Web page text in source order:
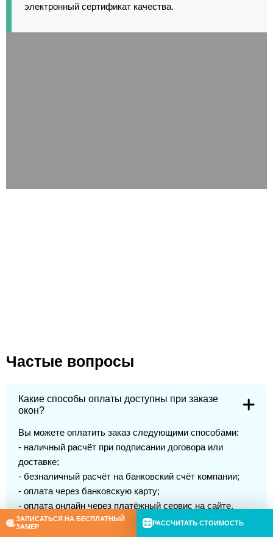
электронный сертификат качества.
Частые вопросы
Какие способы оплаты доступны при заказе
окон?
Вы можете оплатить заказ следующими способами:
- наличный расчёт при подписании договора или
доставке;
- безналичный расчёт на банковский счёт компании;
- оплата через банковскую карту;
- оплата онлайн через платёжный сервис на сайте.
ЗАПИСАТЬСЯ НА БЕСПЛАТНЫЙ
ЗАМЕР
РАССЧИТАТЬ СТОИМОСТЬ